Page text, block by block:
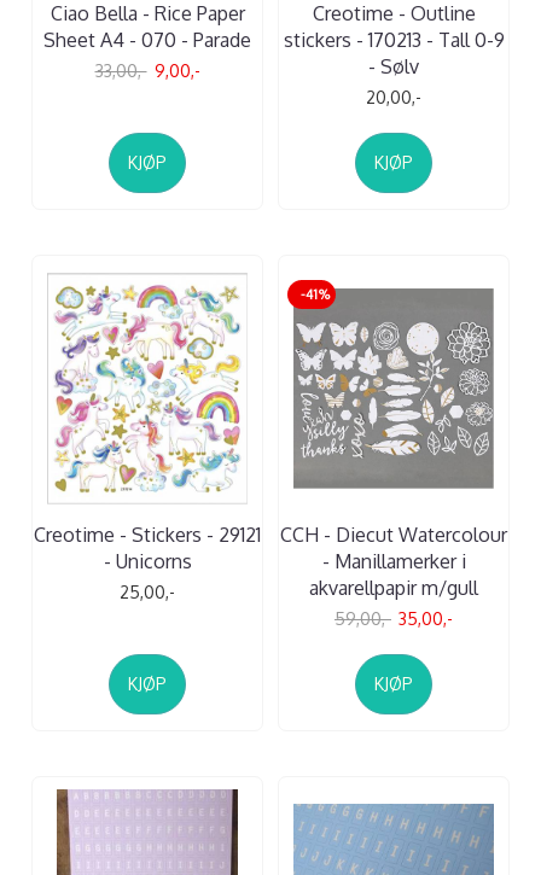
Ciao Bella - Rice Paper
Sheet A4 - 070 - Parade
33,00,- 9,00,-
KJØP
Creotime - Outline
stickers - 170213 - Tall 0-9
- Sølv
20,00,-
KJØP
Creotime - Stickers - 29121
- Unicorns
25,00,-
KJØP
-41%
CCH - Diecut Watercolour
- Manillamerker i
akvarellpapir m/gull
59,00,- 35,00,-
KJØP